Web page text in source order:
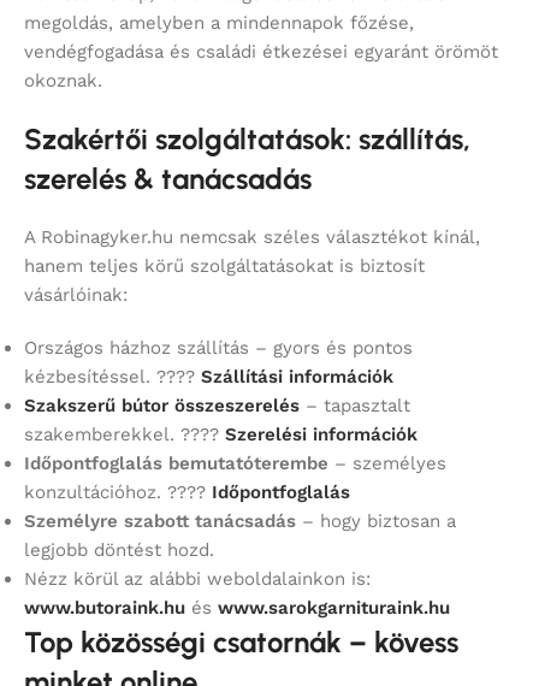
megoldás, amelyben a mindennapok főzése,
vendégfogadása és családi étkezései egyaránt örömöt
okoznak.
Szakértői szolgáltatások: szállítás,
szerelés & tanácsadás
A Robinagyker.hu nemcsak széles választékot kínál,
hanem teljes körű szolgáltatásokat is biztosít
vásárlóinak:
Országos házhoz szállítás – gyors és pontos
kézbesítéssel. ???? Szállítási információk
Szakszerű bútor összeszerelés – tapasztalt
szakemberekkel. ???? Szerelési információk
Időpontfoglalás bemutatóterembe – személyes
konzultációhoz. ???? Időpontfoglalás
Személyre szabott tanácsadás – hogy biztosan a
legjobb döntést hozd.
Nézz körül az alábbi weboldalainkon is:
www.butoraink.hu és www.sarokgarnituraink.hu
Top közösségi csatornák – kövess